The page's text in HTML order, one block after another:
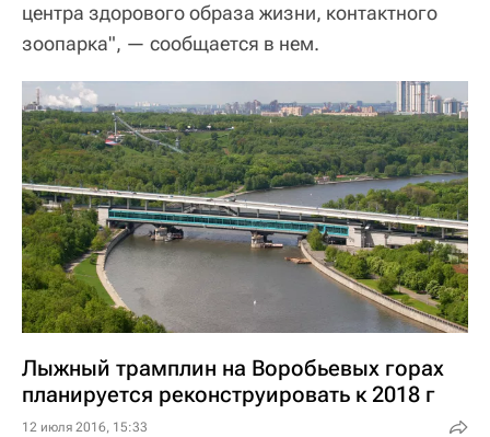
центра здорового образа жизни, контактного
зоопарка", — сообщается в нем.
Лыжный трамплин на Воробьевых горах
планируется реконструировать к 2018 г
12 июля 2016, 15:33